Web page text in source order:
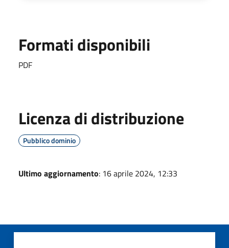
Formati disponibili
PDF
Licenza di distribuzione
Pubblico dominio
Ultimo aggiornamento: 16 aprile 2024, 12:33